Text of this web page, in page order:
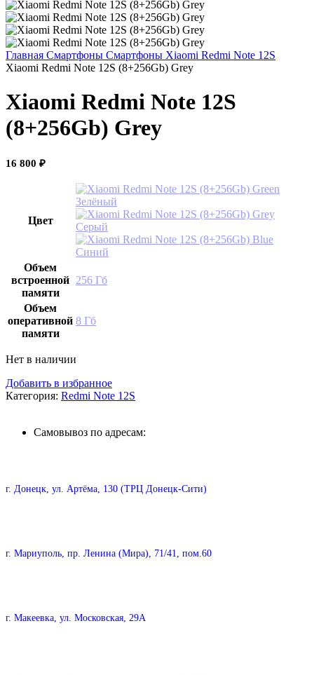
Главная Смартфоны Смартфоны Xiaomi Redmi Note 12S
Xiaomi Redmi Note 12S (8+256Gb) Grey
Xiaomi Redmi Note 12S
(8+256Gb) Grey
16 800 ₽
Цвет
Зелёный
Серый
Синий
Объем
встроенной
памяти
256 Гб
Объем
оперативной
памяти
8 Гб
Нет в наличии
Добавить в избранное
Категория: Redmi Note 12S
Самовывоз по адресам:
г. Донецк, ул. Артёма, 130 (ТРЦ Донецк-Сити)
г. Мариуполь, пр. Ленина (Мира), 71/41, пом.60
г. Макеевка, ул. Московская, 29А